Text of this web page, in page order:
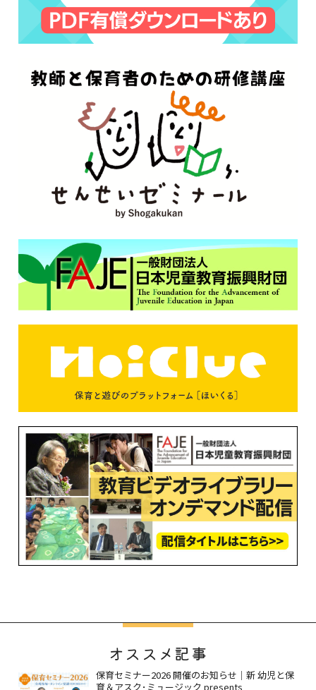
オススメ記事
保育セミナー2026 開催のお知らせ｜新 幼児と保
育＆アスク･ミュージック presents